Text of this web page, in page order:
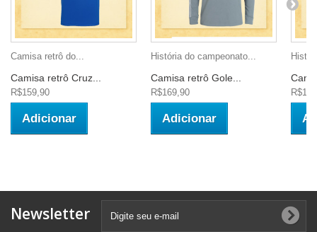
Camisa retrô do...
Camisa retrô Cruz...
R$159,90
Adicionar
História do campeonato...
Camisa retrô Gole...
R$169,90
Adicionar
Newsletter